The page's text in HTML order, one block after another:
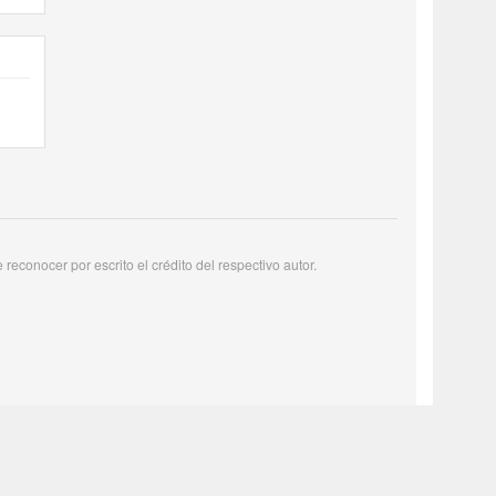
por escrito el crédito del respectivo autor.